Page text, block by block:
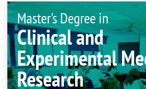
Master's Degree in
Clinical and
Experimental
Research